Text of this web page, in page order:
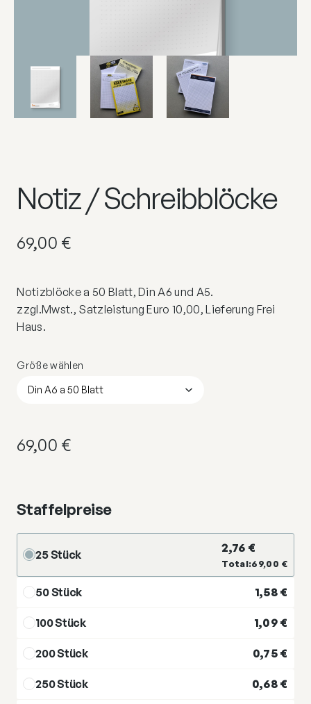
Notiz / Schreibblöcke
69,00 €
Notizblöcke a 50 Blatt, Din A6 und A5.
zzgl.Mwst., Satzleistung Euro 10,00, Lieferung Frei
Haus.
Größe wählen
69,00 €
Staffelpreise
25 Stück 2,76 €
Total:69,00 €
50 Stück 1,58 €
100 Stück 1,09 €
200 Stück 0,75 €
250 Stück 0,68 €